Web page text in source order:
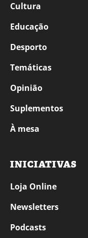
Cultura
Educação
Desporto
Temáticas
Opinião
Suplementos
À mesa
INICIATIVAS
Loja Online
Newsletters
Podcasts